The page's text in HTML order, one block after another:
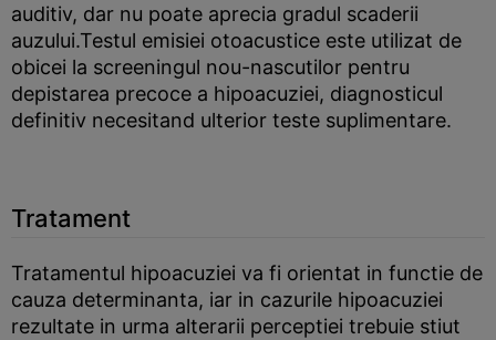
auditiv, dar nu poate aprecia gradul scaderii
auzului.Testul emisiei otoacustice este utilizat de
obicei la screeningul nou-nascutilor pentru
depistarea precoce a hipoacuziei, diagnosticul
definitiv necesitand ulterior teste suplimentare.
Tratament
Tratamentul hipoacuziei va fi orientat in functie de
cauza determinanta, iar in cazurile hipoacuziei
rezultate in urma alterarii perceptiei trebuie stiut